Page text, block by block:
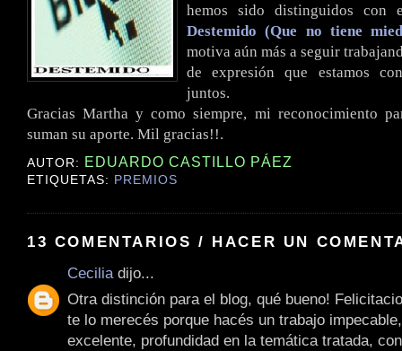
hemos sido distinguidos con
Destemido (Que no tiene
motiva aún más a seguir
de expresión que estamos
juntos.
Gracias Martha y como siempre, mi reconocimiento
suman su aporte. Mil gracias!!.
AUTOR: EDUARDO CASTILLO PÁEZ
ETIQUETAS: PREMIOS
13 COMENTARIOS / HACER UN
Cecilia dijo...
Otra distinción para el blog, qué bueno!
te lo merecés porque hacés un trabajo
excelente, profundidad en la temática tratada,